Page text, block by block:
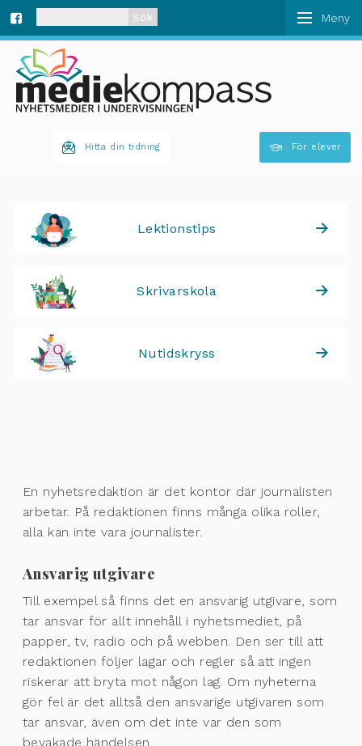
ce
När automatisk komplettering av resultat är
Hitta din tidning För elever
Lektionstips
Skrivarskola
Nutidskryss
En nyhetsredaktion är det kontor där journalisten
arbetar. På redaktionen finns många olika roller,
alla kan inte vara journalister.
Ansvarig utgivare
Till exempel så finns det en ansvarig utgivare, som
tar ansvar för allt innehåll i nyhetsmediet, på
papper, tv, radio och på webben. Den ser till att
redaktionen följer lagar och regler så att ingen
riskerar att bryta mot någon lag. Om nyheterna
gör fel är det alltså den ansvarige utgivaren som
tar ansvar, även om det inte var den som
bevakade händelsen.